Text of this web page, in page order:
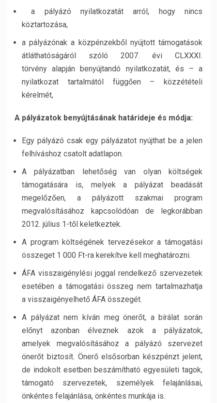
 a pályázó nyilatkozatát arról, hogy nincs
köztartozása,
a pályázónak a közpénzekből nyújtott támogatások
átláthatóságáról szóló 2007. évi CLXXXI.
törvény alapján benyújtandó nyilatkozatát, és – a
nyilatkozat tartalmától függően – közzétételi
kérelmét,
A pályázatok benyújtásának határideje és módja:
Egy pályázó csak egy pályázatot nyújthat be a jelen
felhíváshoz csatolt adatlapon.
A pályázatban lehetőség van olyan költségek
támogatására is, melyek a pályázat beadását
megelőzően, a pályázott szakmai program
megvalósításához kapcsolódóan de legkorábban
2012. július 1-től keletkeztek.
A program költségének tervezésekor a támogatási
összeget 1 000 Ft-ra kerekítve kell meghatározni.
ÁFA visszaigénylési joggal rendelkező szervezetek
esetében a támogatási összeg nem tartalmazhatja
a visszaigényelhető ÁFA összegét.
A pályázat nem kíván meg önerőt, a bírálat során
előnyt azonban élveznek azok a pályázatok,
amelyek megvalósításához a pályázó szervezet
önerőt biztosít. Önerő elsősorban készpénzt jelent,
de indokolt esetben beszámítható egyesületi tagok,
támogató szervezetek, személyek felajánlásai,
önkéntes felajánlása, önkéntes munkája is.